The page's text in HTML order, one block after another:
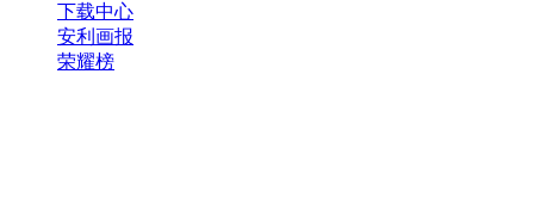
下载中心
安利画报
荣耀榜